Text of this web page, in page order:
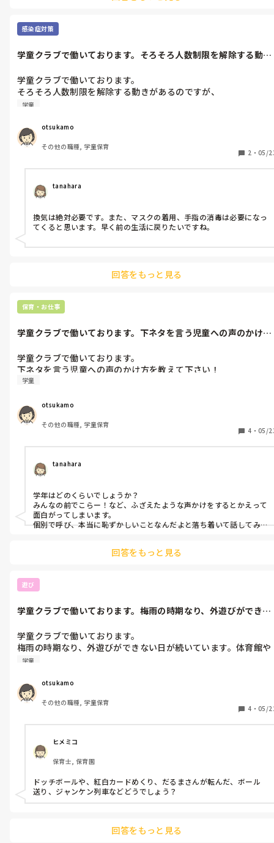
ードを競うゲームも人気でした！（名前が思い出せないのですが…）
感染症対策
学童クラブで働いております。そろそろ人数制限を解除する動き
学童クラブで働いております。
そろそろ人数制限を解除する動きがあるのですが、
それに伴いどのような対策をとるか決めかねています、、、、
学童
otsukamo
その他の職種, 学童保育
2 ・ 05/
tanahara
換気は絶対必要です。また、マスクの着用、手指の消毒は必要になっ
てくると思います。早く前の生活に戻りたいですね。
回答をもっと見る
保育・お仕事
学童クラブで働いております。下ネタを言う児童への声のかけ方
学童クラブで働いております。
下ネタを言う児童への声のかけ方を教えて下さい！
学童
otsukamo
その他の職種, 学童保育
4 ・ 05/
tanahara
学年はどのくらいでしょうか？
みんなの前でこらー！など、ふざえたような声かけをするとかえって
面白がってしまいます。
個別で呼び、本当に恥ずかしいことなんだよと落ち着いて話してみ
回答をもっと見る
遊び
学童クラブで働いております。梅雨の時期なり、外遊びができな
学童クラブで働いております。
梅雨の時期なり、外遊びができない日が続いています。体育館や
室内でオススメの遊びはありますか？
学童
otsukamo
その他の職種, 学童保育
4 ・ 05/
ヒメミコ
保育士, 保育園
ドッチボールや、紅白カードめくり、だるまさんが転んだ、ボール
送り、ジャンケン列車などどうでしょう？
回答をもっと見る